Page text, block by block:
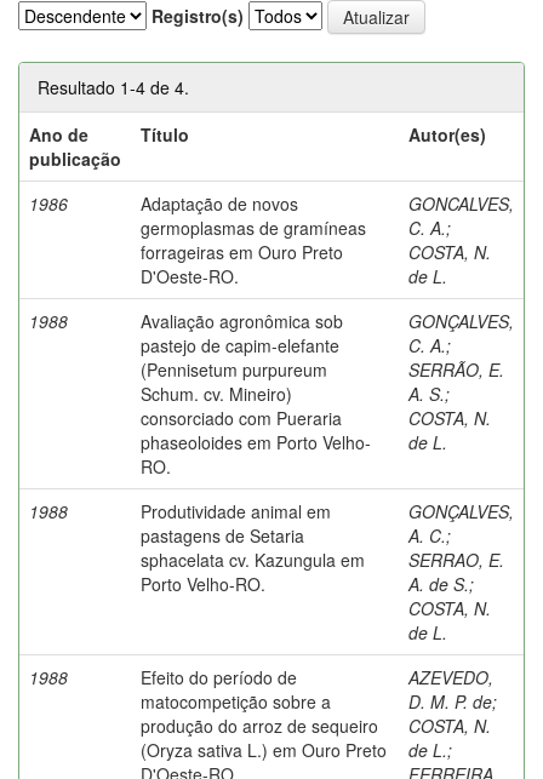
Registro(s)
Resultado 1-4 de 4.
Ano de
publicação
Título Autor(es)
1986
Adaptação de novos
germoplasmas de gramíneas
forrageiras em Ouro Preto
D'Oeste-RO.
GONCALVES,
C. A.;
COSTA, N.
de L.
1988
Avaliação agronômica sob
pastejo de capim-elefante
(Pennisetum purpureum
Schum. cv. Mineiro)
consorciado com Pueraria
phaseoloides em Porto Velho-
RO.
GONÇALVES,
C. A.;
SERRÃO, E.
A. S.;
COSTA, N.
de L.
1988
Produtividade animal em
pastagens de Setaria
sphacelata cv. Kazungula em
Porto Velho-RO.
GONÇALVES,
A. C.;
SERRAO, E.
A. de S.;
COSTA, N.
de L.
1988
Efeito do período de
matocompetição sobre a
produção do arroz de sequeiro
(Oryza sativa L.) em Ouro Preto
D'Oeste-RO.
AZEVEDO,
D. M. P. de;
COSTA, N.
de L.;
FERREIRA,